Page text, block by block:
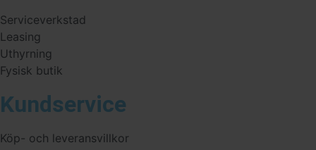
Serviceverkstad
Leasing
Uthyrning
Fysisk butik
Kundservice
Köp- och leveransvillkor